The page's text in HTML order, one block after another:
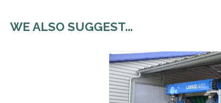
WE ALSO SUGGEST...